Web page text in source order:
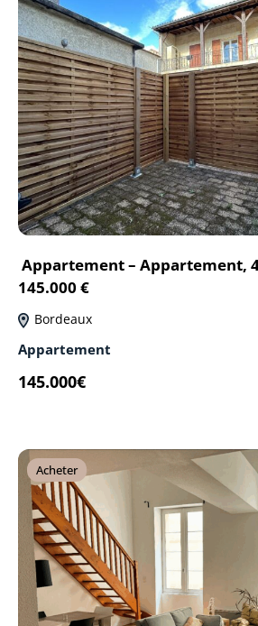
Appartement – Appartement,
145.000 €
Bordeaux
Appartement
145.000€
Acheter